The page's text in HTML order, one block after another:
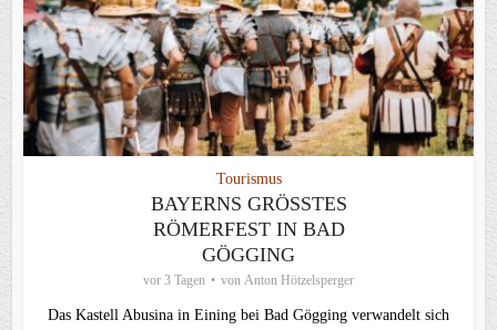
Tourismus
BAYERNS GRÖSSTES R
ÖMERFEST IN BAD G
ÖGGING
vor 3 Tagen von Anton Hötzelsperger
Das Kastell Abusina in Eining bei Bad Gögging verwandelt sich